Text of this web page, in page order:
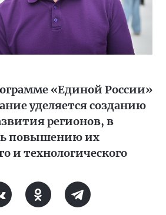
«Единой России»
уделяется созданию
регионов, в
повышению их
и технологического